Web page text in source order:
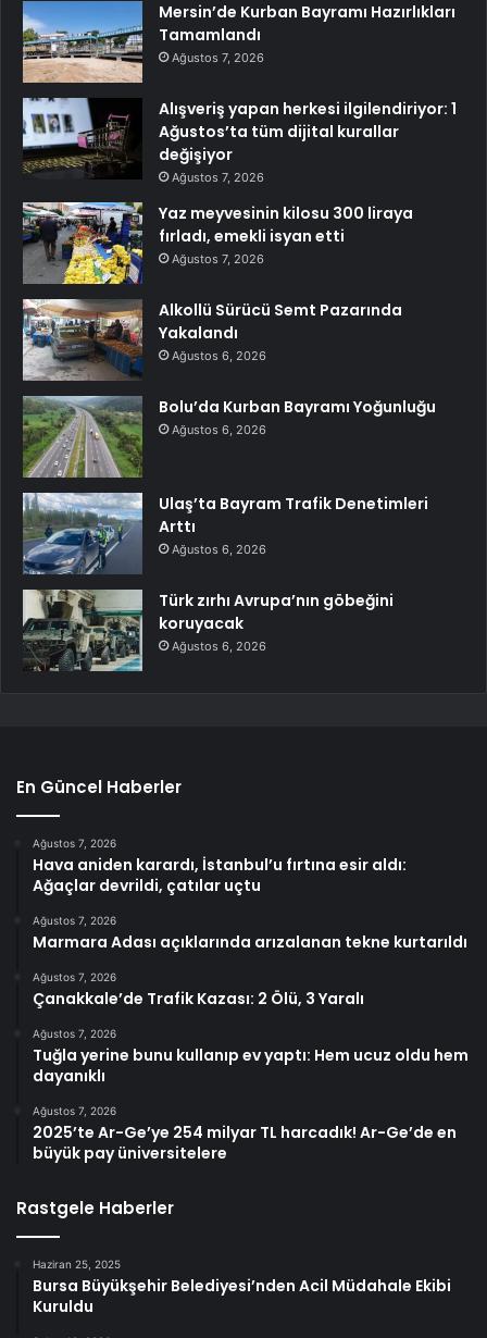
Mersin’de Kurban Bayramı Hazırlıkları
Tamamlandı
Ağustos 7, 2026
Alışveriş yapan herkesi ilgilendiriyor: 1
Ağustos’ta tüm dijital kurallar
değişiyor
Ağustos 7, 2026
Yaz meyvesinin kilosu 300 liraya
fırladı, emekli isyan etti
Ağustos 7, 2026
Alkollü Sürücü Semt Pazarında
Yakalandı
Ağustos 6, 2026
Bolu’da Kurban Bayramı Yoğunluğu
Ağustos 6, 2026
Ulaş’ta Bayram Trafik Denetimleri
Arttı
Ağustos 6, 2026
Türk zırhı Avrupa’nın göbeğini
koruyacak
Ağustos 6, 2026
En Güncel Haberler
Ağustos 7, 2026
Hava aniden karardı, İstanbul’u fırtına esir aldı:
Ağaçlar devrildi, çatılar uçtu
Ağustos 7, 2026
Marmara Adası açıklarında arızalanan tekne kurtarıldı
Ağustos 7, 2026
Çanakkale’de Trafik Kazası: 2 Ölü, 3 Yaralı
Ağustos 7, 2026
Tuğla yerine bunu kullanıp ev yaptı: Hem ucuz oldu hem
dayanıklı
Ağustos 7, 2026
2025’te Ar-Ge’ye 254 milyar TL harcadık! Ar-Ge’de en
büyük pay üniversitelere
Rastgele Haberler
Haziran 25, 2025
Bursa Büyükşehir Belediyesi’nden Acil Müdahale Ekibi
Kuruldu